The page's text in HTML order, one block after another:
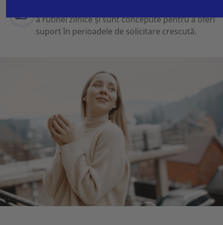
a rutinei zilnice și sunt concepute pentru a oferi
suport în perioadele de solicitare crescută.